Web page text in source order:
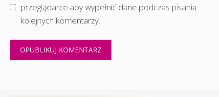
przeglądarce aby wypełnić dane podczas pisania
kolejnych komentarzy.